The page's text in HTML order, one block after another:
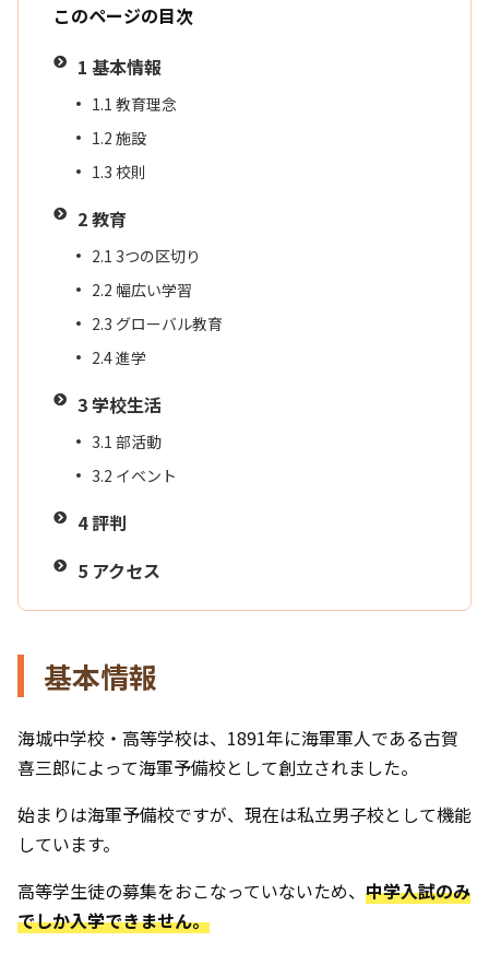
このページの目次
1 基本情報
1.1 教育理念
1.2 施設
1.3 校則
2教育
2.1 3つの区切り
2.2 幅広い学習
2.3 グローバル教育
2.4進学
3学校生活
3.1 部活動
3.2 イベント
4評判
5 アクセス
基本情報
海城中学校・高等学校は、1891年に海軍軍人である古賀
喜三郎によって海軍予備校として創立されました。
始まりは海軍予備校ですが、現在は私立男子校として機能
しています。
高等学生徒の募集をおこなっていないため、 中学入試のみ
でしか入学できません。